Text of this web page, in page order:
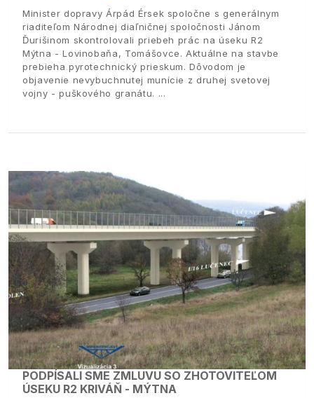
Minister dopravy Árpád Érsek spoločne s generálnym
riaditeľom Národnej diaľničnej spoločnosti Jánom
Ďurišinom skontrolovali priebeh prác na úseku R2
Mýtna - Lovinobaňa, Tomášovce. Aktuálne na stavbe
prebieha pyrotechnický prieskum. Dôvodom je
objavenie nevybuchnutej munície z druhej svetovej
vojny - puškového granátu.
PODPÍSALI SME ZMLUVU SO ZHOTOVITEĽOM
ÚSEKU R2 KRIVÁŇ - MÝTNA